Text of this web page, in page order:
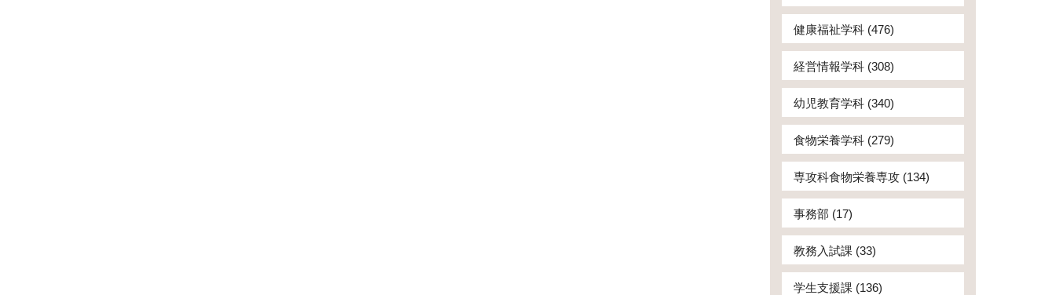
健康福祉学科 (476)
経営情報学科 (308)
幼児教育学科 (340)
食物栄養学科 (279)
専攻科食物栄養専攻 (134)
事務部 (17)
教務入試課 (33)
学生支援課 (136)